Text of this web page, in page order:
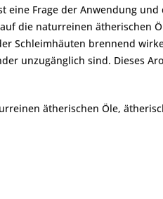
Frage der Anwendung
die naturreinen ätherischen
Schleimhäuten brennend
unzugänglich sind. Dieses
ätherischen Öle,